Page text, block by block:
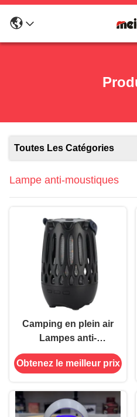
Toutes Les Catégories
Lampe anti-moustiques
Camping en plein air
Lampes anti-
moustiques
multifonctionnelles
Zapper Flamme
Bluetooth Lumière de
Obtenez le meilleur prix